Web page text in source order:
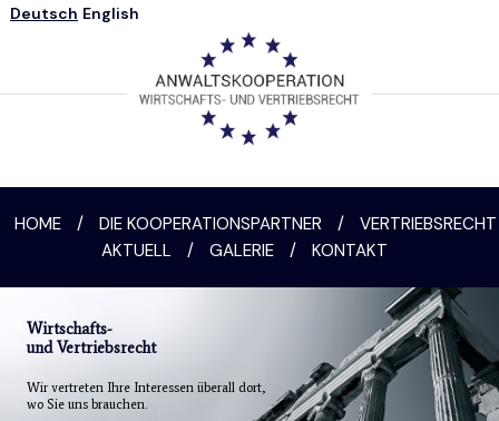
Deutsch English
HOME / DIE KOOPERATIONSPARTNER /
VERTRIEBSRECHT
AKTUELL
/ GALERIE / KONTAKT
Wirtschafts-
und Vertriebsrecht
Wir vertreten Ihre Interessen überall dort,
wo Sie uns brauchen.